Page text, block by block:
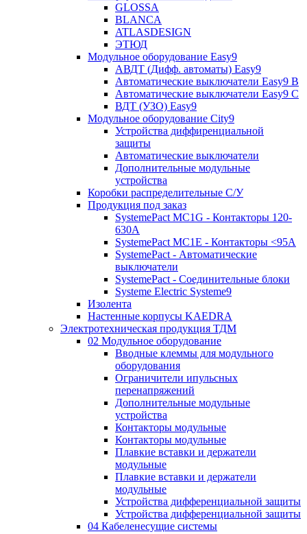
GLOSSA
BLANCA
ATLASDESIGN
ЭТЮД
Модульное оборудование Easy9
АВДТ (Дифф. автоматы) Easy9
Автоматические выключатели Easy9 В
Автоматические выключатели Easy9 С
ВДТ (УЗО) Easy9
Модульное оборудование City9
Устройства диффиренциальной
защиты
Автоматические выключатели
Дополнительные модульные
устройства
Коробки распределительные C/У
Продукция под заказ
SystemePact MC1G - Контакторы 120-
630A
SystemePact MC1E - Контакторы <95A
SystemePact - Автоматические
выключатели
SystemePact - Соединительные блоки
Systeme Electric Systeme9
Изолента
Настенные корпусы KAEDRA
Электротехническая продукция ТДМ
02 Модульное оборудование
Вводные клеммы для модульного
оборудования
Ограничители ипульсных
перенапряжений
Дополнительные модульные
устройства
Контакторы модульные
Контакторы модульные
Плавкие вставки и держатели
модульные
Плавкие вставки и держатели
модульные
Устройства дифференциальной защиты
Устройства дифференциальной защиты
04 Кабеленесущие системы